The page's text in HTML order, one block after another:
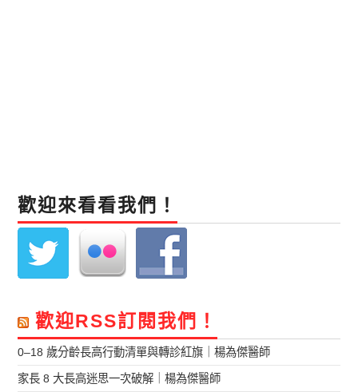
歡迎來看看我們！
歡迎RSS訂閱我們！
0–18 歲分齡長高行動清單與轉診紅旗｜楊為傑醫師
家長 8 大長高迷思一次破解｜楊為傑醫師